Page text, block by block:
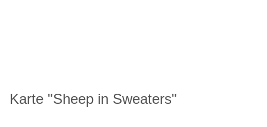
Karte "Sheep in Sweaters"